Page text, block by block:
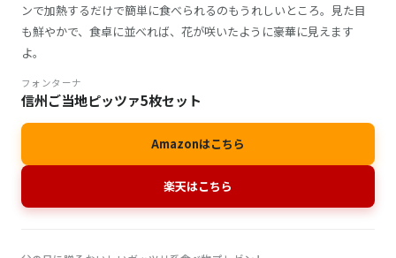
ンで加熱するだけで簡単に食べられるのもうれしいところ。見た目
も鮮やかで、食卓に並べれば、花が咲いたように豪華に見えます
よ。
フォンターナ
信州ご当地ピッツァ5枚セット
Amazonはこちら
楽天はこちら